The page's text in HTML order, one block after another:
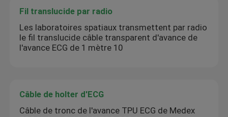
Fil translucide par radio
Les laboratoires spatiaux transmettent par radio
le fil translucide câble transparent d'avance de
l'avance ECG de 1 mètre 10
Câble de holter d'ECG
Câble de tronc de l'avance TPU ECG de Medex